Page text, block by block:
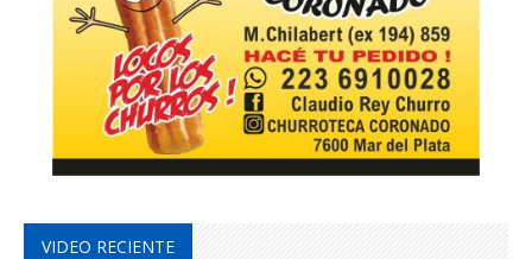
VIDEO RECIENTE